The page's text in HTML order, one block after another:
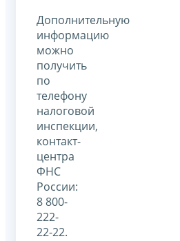
Дополнительную
информацию
можно
получить
по
телефону
налоговой
инспекции,
контакт-
центра
ФНС
России:
8 800-
222-
22-22.